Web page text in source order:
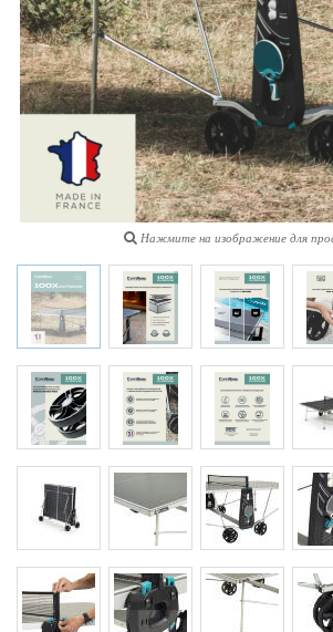
Нажмите на изображение для